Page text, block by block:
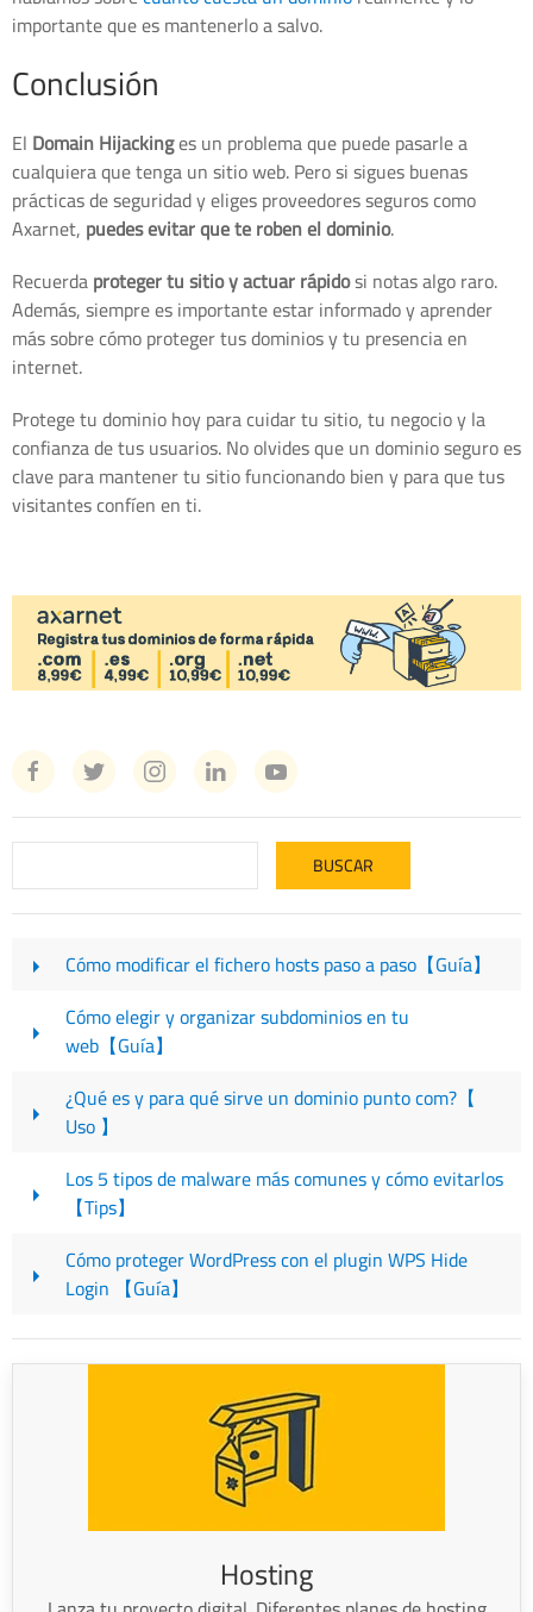
importante que es mantenerlo a salvo.
Conclusión
El Domain Hijackinges un problema que puede pasarle a
cualquiera que tenga un sitio web. Pero si sigues buenas
prácticas de seguridad y eliges proveedores seguros como
Axarnet, puedes evitar que te roben el dominio.
Recuerdaproteger tu sitio y actuar rápidosi notas algo raro.
Además, siempre es importante estar informado y aprender
más sobre cómo proteger tus dominios y tu presencia en
internet.
Protege tu dominio hoy para cuidar tu sitio, tu negocio y la
confianza de tus usuarios. No olvides que un dominio seguro es
clave para mantener tu sitio funcionando bien y para que tus
visitantes confíen en ti.
Cómo modificar el fichero hosts paso a paso【Guía】
Cómo elegir y organizar subdominios en tu
web【Guía】
¿Qué es y para qué sirve un dominio punto com?【
Uso 】
Los 5 tipos de malware más comunes y cómo evitarlos
【Tips】
Cómo proteger WordPress con el plugin WPS Hide
Login 【Guía】
Hosting